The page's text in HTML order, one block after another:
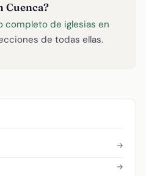
Cuenca?
completo de iglesias en
de todas ellas.
→
→